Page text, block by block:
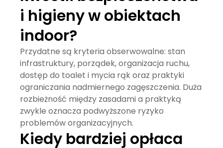
i higieny w obiektach
indoor?
Przydatne są kryteria obserwowalne: stan
infrastruktury, porządek, organizacja ruchu,
dostęp do toalet i mycia rąk oraz praktyki
ograniczania nadmiernego zagęszczenia. Duża
rozbieżność między zasadami a praktyką
zwykle oznacza podwyższone ryzyko
problemów organizacyjnych.
Kiedy bardziej opłaca